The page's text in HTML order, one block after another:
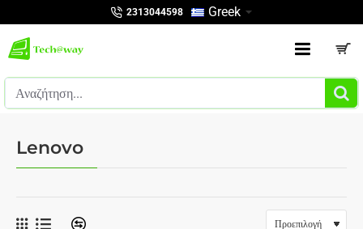
2313044598 Greek
Αναζήτηση...
Lenovo